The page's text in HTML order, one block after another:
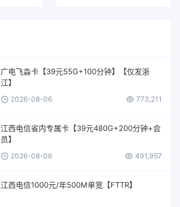
广电飞淼卡【39元55G+100分钟】【仅发浙
江】
2026-08-06 773,211
江西电信省内专属卡【39元480G+200分钟+会
员】
2026-08-06 491,957
江西电信1000元/年500M单宽【FTTR】